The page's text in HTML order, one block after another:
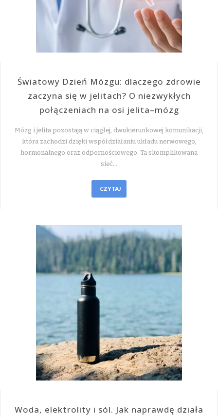
Światowy Dzień Mózgu: dlaczego zdrowie
zaczyna się w jelitach? O niezwykłych
połączeniach na osi jelita–mózg
Mózg i jelita pozostają w ciągłej, dwukierunkowej komunikacji,
która zachodzi dzięki współdziałaniu układu nerwowego,
hormonalnego oraz odpornościowego. Ta skomplikowana
sieć…
CZYTAJ
Woda, elektrolity i sól. Jak naprawdę działa